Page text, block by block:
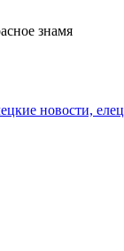
знамя
новости,